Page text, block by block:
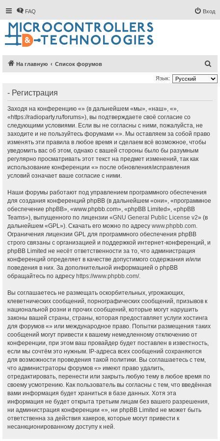
FAQ Вход
На главную Список форумов
о
Язык:
- Регистрация
Заходя на конференцию «» (в дальнейшем «мы», «наш», «»,
«https://radioparty.ru/forums»), вы подтверждаете своё согласие со
следующими условиями. Если вы не согласны с ними, пожалуйста, не
заходите и не пользуйтесь форумами «». Мы оставляем за собой право
изменять эти правила в любое время и сделаем всё возможное, чтобы
уведомить вас об этом, однако с вашей стороны было бы разумным
регулярно просматривать этот текст на предмет изменений, так как
использование конференции «» после обновления/исправления
условий означает ваше согласие с ними.
Наши форумы работают под управлением программного обеспечения
для создания конференций phpBB (в дальнейшем «они», «программное
обеспечение phpBB», «www.phpbb.com», «phpBB Limited», «phpBB
Teams»), выпущенного по лицензии «GNU General Public License v2» (в
дальнейшем «GPL»). Скачать его можно по адресу www.phpbb.com.
Ограничения лицензии GPL для программного обеспечения phpBB
строго связаны с организацией и поддержкой интернет-конференций, и
phpBB Limited не несёт ответственности за то, что администрация
конференций определяет в качестве допустимого содержания и/или
поведения в них. За дополнительной информацией о phpBB
обращайтесь по адресу https://www.phpbb.com/.
Вы соглашаетесь не размещать оскорбительных, угрожающих,
клеветнических сообщений, порнографических сообщений, призывов к
национальной розни и прочих сообщений, которые могут нарушить
законы вашей страны, страны, которая предоставляет услуги хостинга
для форумов «» или международное право. Попытки размещения таких
сообщений могут привести к вашему немедленному отключению от
конференции, при этом ваш провайдер будет поставлен в известность,
если мы сочтём это нужным. IP-адреса всех сообщений сохраняются
для возможности проведения такой политики. Вы соглашаетесь с тем,
что администраторы форумов «» имеют право удалить,
отредактировать, перенести или закрыть любую тему в любое время по
своему усмотрению. Как пользователь вы согласны с тем, что введённая
вами информация будет храниться в базе данных. Хотя эта
информация не будет открыта третьим лицам без вашего разрешения,
ни администрация конференции «», ни phpBB Limited не может быть
ответственна за действия хакеров, которые могут привести к
несанкционированному доступу к ней.